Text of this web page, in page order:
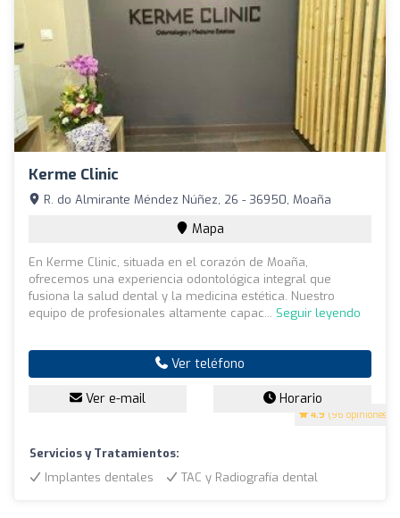
Kerme Clinic
4.9 (96 opiniones)
R. do Almirante Méndez Núñez, 26 - 36950, Moaña
Mapa
En Kerme Clinic, situada en el corazón de Moaña,
ofrecemos una experiencia odontológica integral que
fusiona la salud dental y la medicina estética. Nuestro
equipo de profesionales altamente capac... Seguir leyendo
Ver teléfono
Ver e-mail Horario
Servicios y Tratamientos:
Implantes dentales
TAC y Radiografía dental